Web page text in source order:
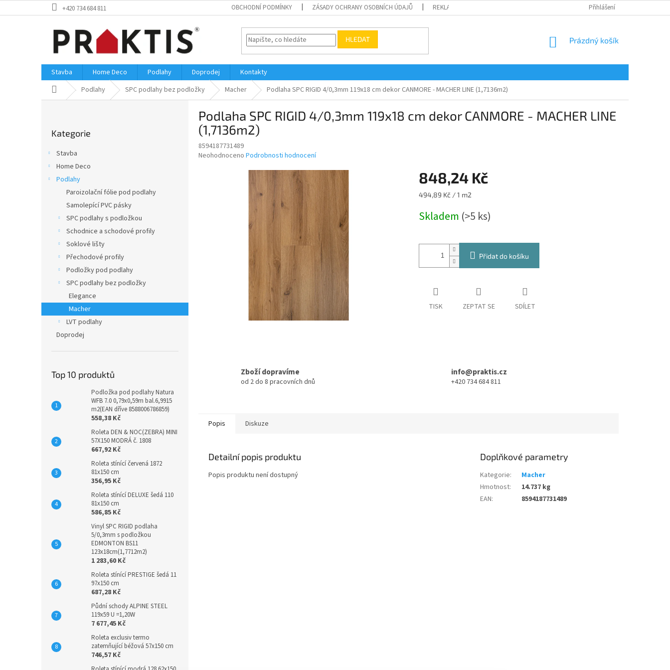
na
+420 734 684 811 OBCHODNÍ PODMÍNKY ZÁSADY OCHRANY OSOBNÍCH ÚDAJŮ REKLAMAČNÍ FORMULÁŘ Přihlášení
HLEDAT
NÁKUPNÍ
Prázdný košík
Stavba Home Deco Podlahy Doprodej
Kontakty
Domů Podlahy SPC podlahy bez podložky Macher Podlaha SPC RIGID 4/0,3mm 119x18 cm dekor CANMORE - MACHER LINE (1,7136m2)
kategorie
Kategorie
Stavba
Home Deco
Podlahy
Paroizolační fólie pod podlahy
Samolepící PVC pásky
SPC podlahy s podložkou
Schodnice a schodové profily
Soklové lišty
Přechodové profily
Podložky pod podlahy
SPC podlahy bez podložky
Elegance
Macher
LVT podlahy
Doprodej
Top 10 produktů
Podložka pod podlahy Natura
WFB 7.0 0,79x0,59m bal.6,9915
m2(EAN dříve 8588006786859)
558,38 Kč
Roleta DEN & NOC(ZEBRA) MINI
57X150 MODRÁ č. 1808
667,92 Kč
Roleta stínící červená 1872
81x150 cm
356,95 Kč
Roleta stínící DELUXE šedá 110
81x150 cm
586,85 Kč
Vinyl SPC RIGID podlaha
5/0,3mm s podložkou
EDMONTON BS11
123x18cm(1,7712m2)
1 283,60 Kč
Roleta stínící PRESTIGE šedá 11
97x150 cm
687,28 Kč
Půdní schody ALPINE STEEL
119x59 U =1,20W
7 677,45 Kč
Roleta exclusiv termo
zatemňující béžová 57x150 cm
746,57 Kč
Podlaha SPC RIGID 4/0,3mm 119x18 cm dekor CANMORE - MACHER LINE
(1,7136m2)
8594187731489
Průměrné
Neohodnoceno Podrobnosti hodnocení
848,24 Kč
Měrná
494,89 Kč / 1 m2
Skladem (>5 ks)
Přidat do košíku
TISK ZEPTAT SE SDÍLET
Zboží dopravíme
od 2 do 8 pracovních dnů
info@praktis.cz
+420 734 684 811
Popis Diskuze
Detailní popis produktu
Popis produktu není dostupný
Doplňkové parametry
Kategorie:
Macher
Hmotnost:
14.737 kg
EAN: 8594187731489